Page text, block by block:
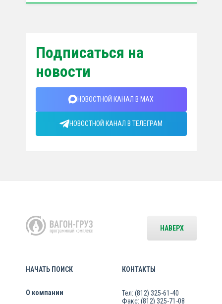
Подписаться на
новости
НОВОСТНОЙ КАНАЛ В MAX
НОВОСТНОЙ КАНАЛ В ТЕЛЕГРАМ
НАЧАТЬ ПОИСК
О компании
КОНТАКТЫ
Тел: (812) 325-61-40
Факс: (812) 325-71-08
НАВЕРХ